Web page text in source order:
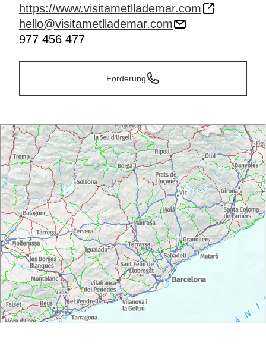
https://www.visitametllademar.com
hello@visitametllademar.com
977 456 477
Forderung